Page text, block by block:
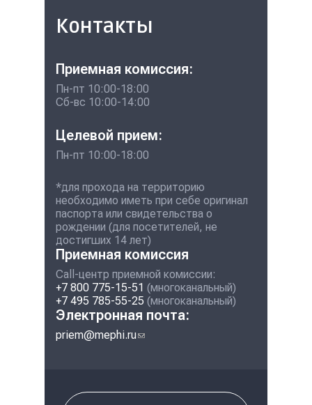
Контакты
Приемная комиссия:
Пн-пт 10:00-18:00
Сб-вс 10:00-14:00
Целевой прием:
Пн-пт 10:00-18:00
*для прохода на территорию
необходимо иметь при себе оригинал
паспорта или свидетельства о
рождении (для посетителей, не
достигших 14 лет)
Приемная комиссия
Call-центр приемной комиссии:
+7 800 775-15-51 (многоканальный)
+7 495 785-55-25 (многоканальный)
Электронная почта:
priem@mephi.ru(ссылка для отправки